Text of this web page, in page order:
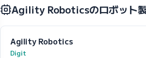
Agility Roboticsのロボット
Agility Robotics
Digit